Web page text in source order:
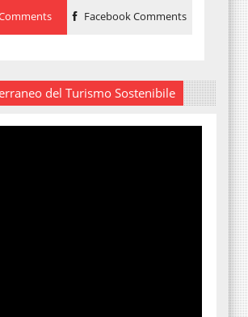
Facebook Comments
del Turismo Sostenibile